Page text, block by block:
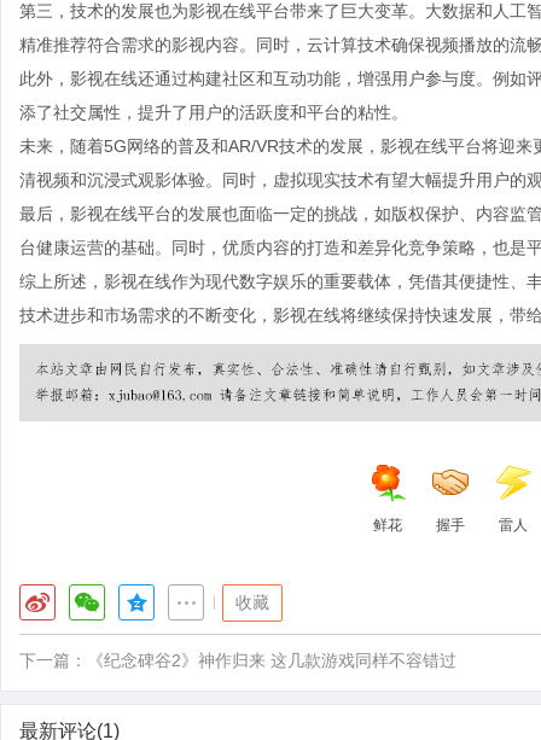
第三，技术的发展也为影视在线平台带来了巨大变革。大数据和人工
精准推荐符合需求的影视内容。同时，云计算技术确保视频播放的流
此外，影视在线还通过构建社区和互动功能，增强用户参与度。例
添了社交属性，提升了用户的活跃度和平台的粘性。
未来，随着5G网络的普及和AR/VR技术的发展，影视在线平台将迎
清视频和沉浸式观影体验。同时，虚拟现实技术有望大幅提升用户的
最后，影视在线平台的发展也面临一定的挑战，如版权保护、内容监
台健康运营的基础。同时，优质内容的打造和差异化竞争策略，也是
综上所述，影视在线作为现代数字娱乐的重要载体，凭借其便捷性、
技术进步和市场需求的不断变化，影视在线将继续保持快速发展，带
鲜花 握手 雷人
收藏
下一篇： 《纪念碑谷2》神作归来 这几款游戏同样不容错过
最新评论(1)